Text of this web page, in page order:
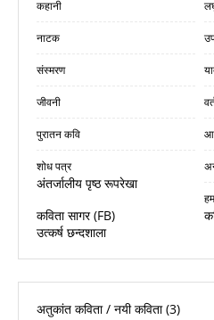
कहानी
नाटक
संस्मरण
जीवनी
पुरातन कवि
शोध पत्र
अंतर्जालीय पृष्ठ रूपरेखा
कविता सागर (FB)
उत्कर्ष छन्दशाला
अतुकांत कविता / नयी कविता(3)